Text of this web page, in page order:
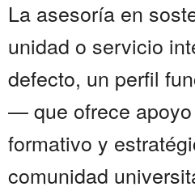
La asesoría en
unidad o servicio
defecto, un perfil
— que ofrece
formativo y
comunidad